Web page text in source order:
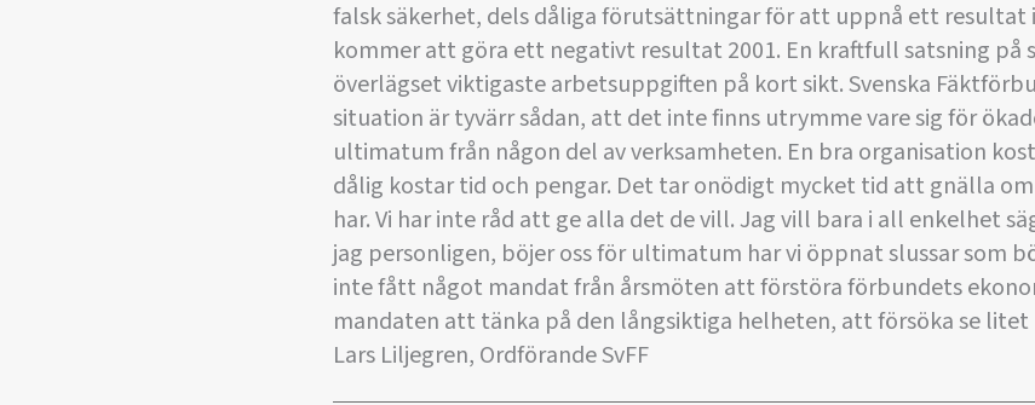
falsk säkerhet, dels dåliga förutsättningar för att uppnå ett resultat
kommer att göra ett negativt resultat 2001. En kraftfull satsning på
överlägset viktigaste arbetsuppgiften på kort sikt. Svenska
situation är tyvärr sådan, att det inte finns utrymme vare sig för
ultimatum från någon del av verksamheten. En bra organisation
dålig kostar tid och pengar. Det tar onödigt mycket tid att gnälla
har. Vi har inte råd att ge alla det de vill. Jag vill bara i all enkelhet
jag personligen, böjer oss för ultimatum har vi öppnat slussar som
inte fått något mandat från årsmöten att förstöra förbundets
mandaten att tänka på den långsiktiga helheten, att försöka se
Lars Liljegren, Ordförande SvFF